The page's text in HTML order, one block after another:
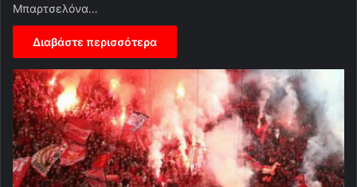
Μπαρτσελόνα…
Διαβάστε περισσότερα